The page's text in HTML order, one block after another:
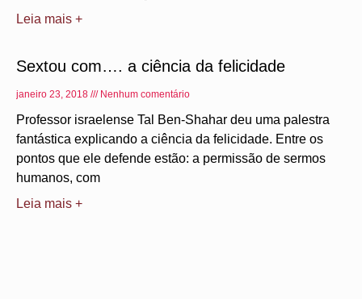
Leia mais +
Sextou com…. a ciência da felicidade
janeiro 23, 2018 Nenhum comentário
Professor israelense Tal Ben-Shahar deu uma palestra
fantástica explicando a ciência da felicidade. Entre os
pontos que ele defende estão: a permissão de sermos
humanos, com
Leia mais +